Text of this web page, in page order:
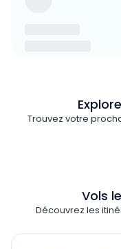
Trouvez votre
Vols
Découvrez les